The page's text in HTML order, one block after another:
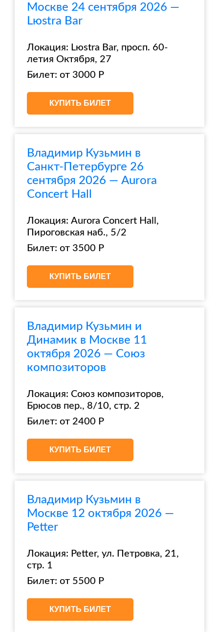
Москве 24 сентября 2026 —
Lюstra Bar
Локация: Lюstra Bar, просп. 60-
летия Октября, 27
Билет: от 3000 Р
КУПИТЬ БИЛЕТ
Владимир Кузьмин в
Санкт-Петербурге 26
сентября 2026 — Aurora
Concert Hall
Локация: Aurora Concert Hall,
Пироговская наб., 5/2
Билет: от 3500 Р
КУПИТЬ БИЛЕТ
Владимир Кузьмин и
Динамик в Москве 11
октября 2026 — Союз
композиторов
Локация: Союз композиторов,
Брюсов пер., 8/10, стр. 2
Билет: от 2400 Р
КУПИТЬ БИЛЕТ
Владимир Кузьмин в
Москве 12 октября 2026 —
Petter
Локация: Petter, ул. Петровка, 21,
стр. 1
Билет: от 5500 Р
КУПИТЬ БИЛЕТ